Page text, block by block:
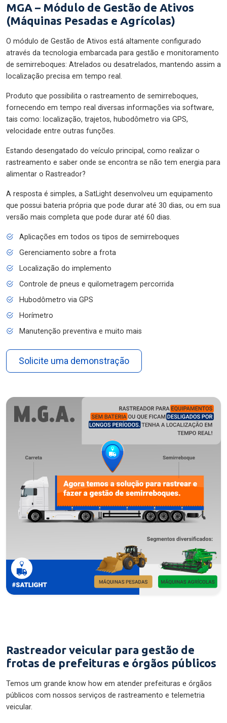
MGA – Módulo de Gestão de Ativos
(Máquinas Pesadas e Agrícolas)
O módulo de Gestão de Ativos está altamente configurado
através da tecnologia embarcada para gestão e monitoramento
de semirreboques: Atrelados ou desatrelados, mantendo assim a
localização precisa em tempo real.
Produto que possibilita o rastreamento de semirreboques,
fornecendo em tempo real diversas informações via software,
tais como: localização, trajetos, hubodômetro via GPS,
velocidade entre outras funções.
Estando desengatado do veículo principal, como realizar o
rastreamento e saber onde se encontra se não tem energia para
alimentar o Rastreador?
A resposta é simples, a SatLight desenvolveu um equipamento
que possui bateria própria que pode durar até 30 dias, ou em sua
versão mais completa que pode durar até 60 dias.
Aplicações em todos os tipos de semirreboques
Gerenciamento sobre a frota
Localização do implemento
Controle de pneus e quilometragem percorrida
Hubodômetro via GPS
Horímetro
Manutenção preventiva e muito mais
Solicite uma demonstração
Rastreador veicular para gestão de
frotas de prefeituras e órgãos públicos
Temos um grande know how em atender prefeituras e órgãos
públicos com nossos serviços de rastreamento e telemetria
veicular.